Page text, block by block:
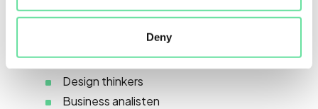
Deny
Zoals:
Innovatiemanagers
Product owners
Design thinkers
Business analisten